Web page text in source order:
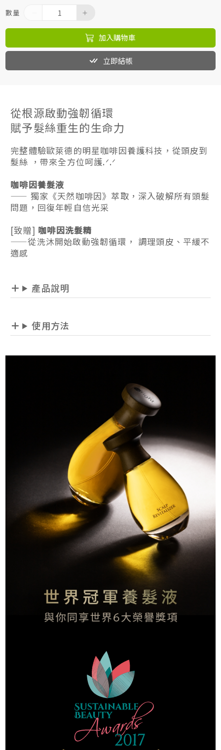
數量
加入購物車
立即結帳
從根源啟動強韌循環
賦予髮絲重生的生命力
完整體驗歐萊德的明星咖啡因養護科技，從頭皮到
髮絲 ，帶來全方位呵護.ᐟ.ᐟ
咖啡因養髮液
—— 獨家《天然咖啡因》萃取，深入破解所有頭髮
問題，回復年輕自信光采
[致贈] 咖啡因洗髮精
——從洗沐開始啟動強韌循環， 調理頭皮、平緩不
適感
產品說明
使用方法